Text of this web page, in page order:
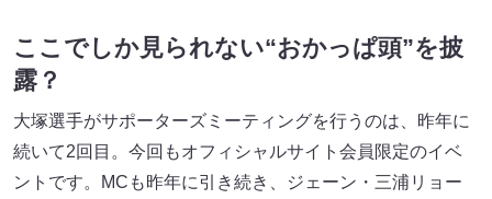
ここでしか見られない“おかっぱ頭”を披
露？
大塚選手がサポーターズミーティングを行うのは、昨年に
続いて2回目。今回もオフィシャルサイト会員限定のイベ
ントです。MCも昨年に引き続き、ジェーン・三浦リョー